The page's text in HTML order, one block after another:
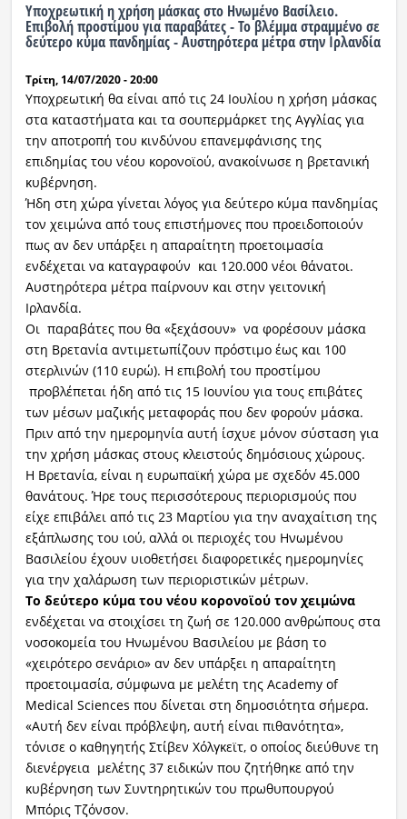
Υποχρεωτική η χρήση μάσκας στο Ηνωμένο Βασίλειο.
Επιβολή προστίμου για παραβάτες - Το βλέμμα στραμμένο σε
δεύτερο κύμα πανδημίας - Αυστηρότερα μέτρα στην Ιρλανδία
Τρίτη, 14/07/2020 - 20:00
Υποχρεωτική θα είναι από τις 24 Ιουλίου η χρήση μάσκας
στα καταστήματα και τα σουπερμάρκετ της Αγγλίας για
την αποτροπή του κινδύνου επανεμφάνισης της
επιδημίας του νέου κορονοϊού, ανακοίνωσε η βρετανική
κυβέρνηση.
Ήδη στη χώρα γίνεται λόγος για δεύτερο κύμα πανδημίας
τον χειμώνα από τους επιστήμονες που προειδοποιούν
πως αν δεν υπάρξει η απαραίτητη προετοιμασία
ενδέχεται να καταγραφούν και 120.000 νέοι θάνατοι.
Αυστηρότερα μέτρα παίρνουν και στην γειτονική
Ιρλανδία.
Οι παραβάτες που θα «ξεχάσουν» να φορέσουν μάσκα
στη Βρετανία αντιμετωπίζουν πρόστιμο έως και 100
στερλινών (110 ευρώ). Η επιβολή του προστίμου
προβλέπεται ήδη από τις 15 Ιουνίου για τους επιβάτες
των μέσων μαζικής μεταφοράς που δεν φορούν μάσκα.
Πριν από την ημερομηνία αυτή ίσχυε μόνον σύσταση για
την χρήση μάσκας στους κλειστούς δημόσιους χώρους.
Η Βρετανία, είναι η ευρωπαϊκή χώρα με σχεδόν 45.000
θανάτους. Ήρε τους περισσότερους περιορισμούς που
είχε επιβάλει από τις 23 Μαρτίου για την αναχαίτιση της
εξάπλωσης του ιού, αλλά οι περιοχές του Ηνωμένου
Βασιλείου έχουν υιοθετήσει διαφορετικές ημερομηνίες
για την χαλάρωση των περιοριστικών μέτρων.
Το δεύτερο κύμα του νέου κορονοϊού τον χειμώνα
ενδέχεται να στοιχίσει τη ζωή σε 120.000 ανθρώπους στα
νοσοκομεία του Ηνωμένου Βασιλείου με βάση το
«χειρότερο σενάριο» αν δεν υπάρξει η απαραίτητη
προετοιμασία, σύμφωνα με μελέτη της Academy of
Medical Sciences που δίνεται στη δημοσιότητα σήμερα.
«Αυτή δεν είναι πρόβλεψη, αυτή είναι πιθανότητα»,
τόνισε ο καθηγητής Στίβεν Χόλγκεϊτ, ο οποίος διεύθυνε τη
διενέργεια μελέτης 37 ειδικών που ζητήθηκε από την
κυβέρνηση των Συντηρητικών του πρωθυπουργού
Μπόρις Τζόνσον.